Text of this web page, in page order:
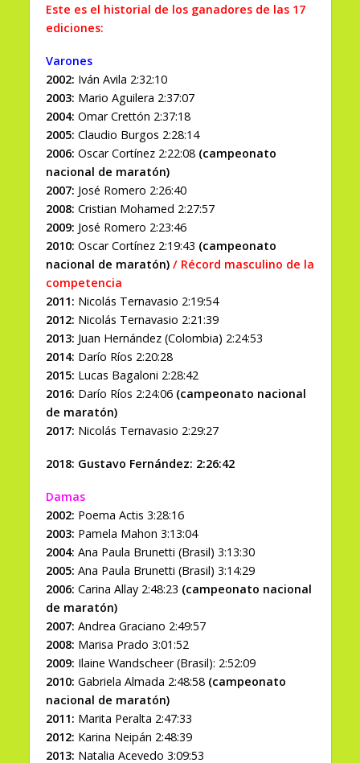
Este es el historial de los ganadores de las 17
ediciones:
Varones
2002: Iván Avila 2:32:10
2003: Mario Aguilera 2:37:07
2004: Omar Crettón 2:37:18
2005: Claudio Burgos 2:28:14
2006: Oscar Cortínez 2:22:08 (campeonato
nacional de maratón)
2007: José Romero 2:26:40
2008: Cristian Mohamed 2:27:57
2009: José Romero 2:23:46
2010: Oscar Cortínez 2:19:43 (campeonato
nacional de maratón) / Récord masculino de la
competencia
2011: Nicolás Ternavasio 2:19:54
2012: Nicolás Ternavasio 2:21:39
2013: Juan Hernández (Colombia) 2:24:53
2014: Darío Ríos 2:20:28
2015: Lucas Bagaloni 2:28:42
2016: Darío Ríos 2:24:06 (campeonato nacional
de maratón)
2017: Nicolás Ternavasio 2:29:27
2018: Gustavo Fernández: 2:26:42
Damas
2002: Poema Actis 3:28:16
2003: Pamela Mahon 3:13:04
2004: Ana Paula Brunetti (Brasil) 3:13:30
2005: Ana Paula Brunetti (Brasil) 3:14:29
2006: Carina Allay 2:48:23 (campeonato nacional
de maratón)
2007: Andrea Graciano 2:49:57
2008: Marisa Prado 3:01:52
2009: Ilaine Wandscheer (Brasil): 2:52:09
2010: Gabriela Almada 2:48:58(campeonato
nacional de maratón)
2011: Marita Peralta 2:47:33
2012: Karina Neipán 2:48:39
2013: Natalia Acevedo 3:09:53